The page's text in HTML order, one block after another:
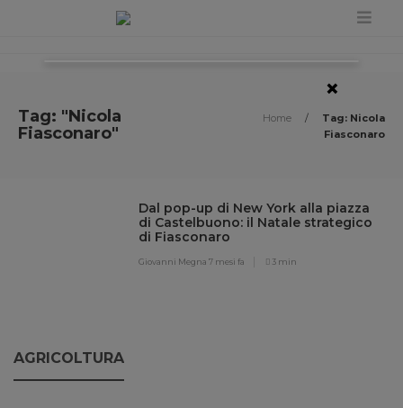
Tag: "Nicola
Fiasconaro"
Home /
Tag: Nicola
Fiasconaro
Dal pop-up di New York alla piazza
di Castelbuono: il Natale strategico
di Fiasconaro
Giovanni Megna7 mesi fa 3 min
AGRICOLTURA
×